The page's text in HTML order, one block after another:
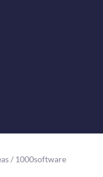
/ 1000software